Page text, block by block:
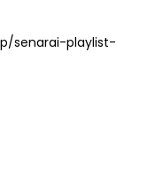
senarai-playlist-